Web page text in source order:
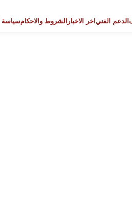
الدعم الفني اخر الاخبار الشروط والاحكامسياسة